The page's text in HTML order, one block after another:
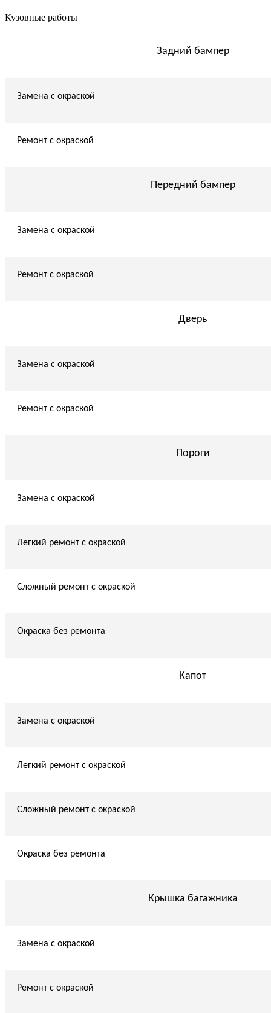
Кузовные работы
Задний бампер
Замена с окраской
Ремонт с окраской
Передний бампер
Замена с окраской
Ремонт с окраской
Дверь
Замена с окраской
Ремонт с окраской
Пороги
Замена с окраской
Легкий ремонт с окраской
Сложный ремонт с окраской
Окраска без ремонта
Капот
Замена с окраской
Легкий ремонт с окраской
Сложный ремонт с окраской
Окраска без ремонта
Крышка багажника
Замена с окраской
Ремонт с окраской